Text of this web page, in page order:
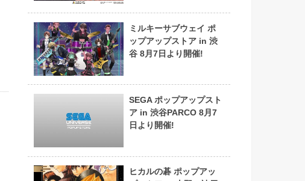
ミルキーサブウェイ ポ
ップアップストア in 渋
谷 8月7日より開催!
SEGA ポップアップスト
ア in 渋谷PARCO 8月7
日より開催!
ヒカルの碁 ポップアッ